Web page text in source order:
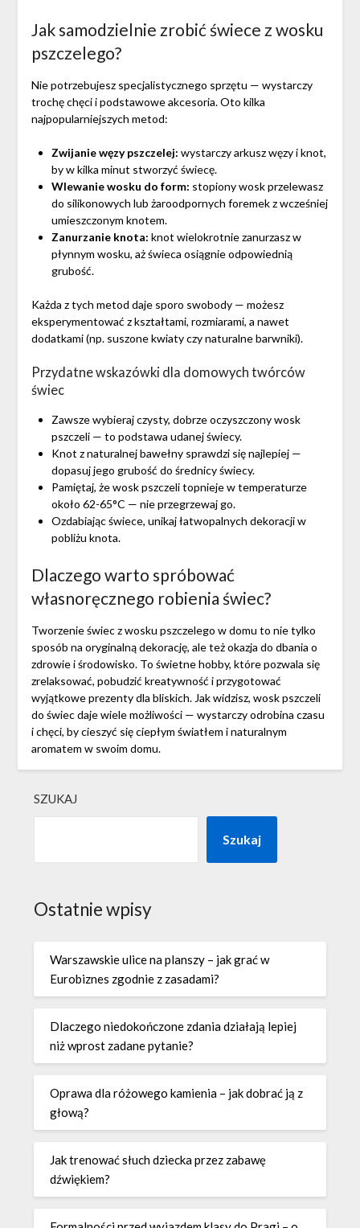
Jak samodzielnie zrobić świece z wosku
pszczelego?
Nie potrzebujesz specjalistycznego sprzętu — wystarczy
trochę chęci i podstawowe akcesoria. Oto kilka
najpopularniejszych metod:
Zwijanie węzy pszczelej: wystarczy arkusz węzy i knot,
by w kilka minut stworzyć świecę.
Wlewanie wosku do form: stopiony wosk przelewasz
do silikonowych lub żaroodpornych foremek z wcześniej
umieszczonym knotem.
Zanurzanie knota: knot wielokrotnie zanurzasz w
płynnym wosku, aż świeca osiągnie odpowiednią
grubość.
Każda z tych metod daje sporo swobody — możesz
eksperymentować z kształtami, rozmiarami, a nawet
dodatkami (np. suszone kwiaty czy naturalne barwniki).
Przydatne wskazówki dla domowych twórców
świec
Zawsze wybieraj czysty, dobrze oczyszczony wosk
pszczeli — to podstawa udanej świecy.
Knot z naturalnej bawełny sprawdzi się najlepiej —
dopasuj jego grubość do średnicy świecy.
Pamiętaj, że wosk pszczeli topnieje w temperaturze
około 62-65°C — nie przegrzewaj go.
Ozdabiając świece, unikaj łatwopalnych dekoracji w
pobliżu knota.
Dlaczego warto spróbować
własnoręcznego robienia świec?
Tworzenie świec z wosku pszczelego w domu to nie tylko
sposób na oryginalną dekorację, ale też okazja do dbania o
zdrowie i środowisko. To świetne hobby, które pozwala się
zrelaksować, pobudzić kreatywność i przygotować
wyjątkowe prezenty dla bliskich. Jak widzisz, wosk pszczeli
do świec daje wiele możliwości — wystarczy odrobina czasu
i chęci, by cieszyć się ciepłym światłem i naturalnym
aromatem w swoim domu.
SZUKAJ
Szukaj
Ostatnie wpisy
Warszawskie ulice na planszy – jak grać w
Eurobiznes zgodnie z zasadami?
Dlaczego niedokończone zdania działają lepiej
niż wprost zadane pytanie?
Oprawa dla różowego kamienia – jak dobrać ją z
głową?
Jak trenować słuch dziecka przez zabawę
dźwiękiem?